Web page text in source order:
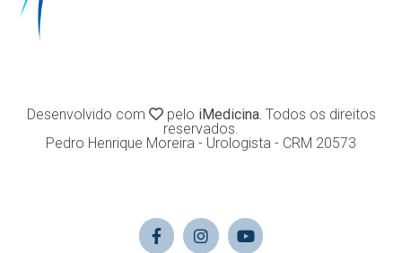
Desenvolvido com pelo iMedicina. Todos os direitos
reservados.
Pedro Henrique Moreira - Urologista - CRM 20573